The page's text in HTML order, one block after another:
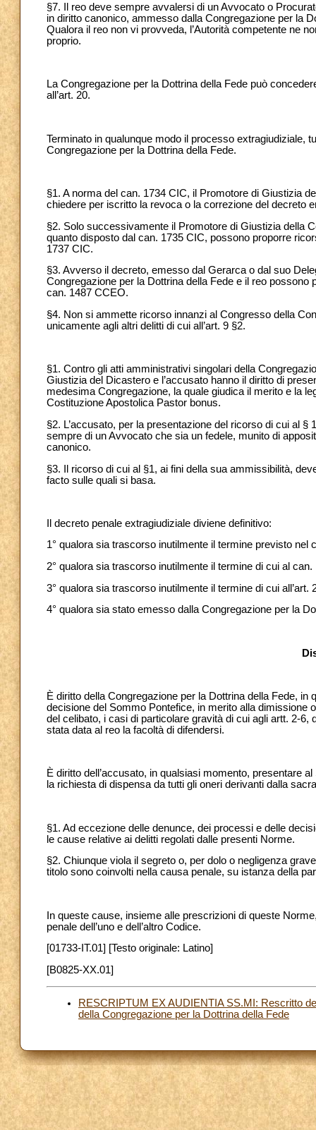
§7. Il reo deve sempre avvalersi di un Avvocato o
in diritto canonico, ammesso dalla Congregazione per la
Qualora il reo non vi provveda, l’Autorità competente ne
proprio.
La Congregazione per la Dottrina della Fede può
all’art. 20.
Terminato in qualunque modo il processo extragiudiziale,
Congregazione per la Dottrina della Fede.
§1. A norma del can. 1734 CIC, il Promotore di Giustizia
chiedere per iscritto la revoca o la correzione del decreto
§2. Solo successivamente il Promotore di Giustizia della
quanto disposto dal can. 1735 CIC, possono proporre
1737 CIC.
§3. Avverso il decreto, emesso dal Gerarca o dal suo
Congregazione per la Dottrina della Fede e il reo
can. 1487 CCEO.
§4. Non si ammette ricorso innanzi al Congresso della
unicamente agli altri delitti di cui all’art. 9 §2.
§1. Contro gli atti amministrativi singolari della
Giustizia del Dicastero e l’accusato hanno il diritto di
medesima Congregazione, la quale giudica il merito e la
Costituzione Apostolica Pastor bonus.
§2. L’accusato, per la presentazione del ricorso di cui al
sempre di un Avvocato che sia un fedele, munito di
canonico.
§3. Il ricorso di cui al §1, ai fini della sua ammissibilità,
facto sulle quali si basa.
Il decreto penale extragiudiziale diviene definitivo:
1° qualora sia trascorso inutilmente il termine previsto
2° qualora sia trascorso inutilmente il termine di cui al
3° qualora sia trascorso inutilmente il termine di cui all’art.
4° qualora sia stato emesso dalla Congregazione per la
È diritto della Congregazione per la Dottrina della Fede,
decisione del Sommo Pontefice, in merito alla dimissione
del celibato, i casi di particolare gravità di cui agli artt. 2-
stata data al reo la facoltà di difendersi.
È diritto dell’accusato, in qualsiasi momento, presentare
la richiesta di dispensa da tutti gli oneri derivanti dalla
§1. Ad eccezione delle denunce, dei processi e delle
le cause relative ai delitti regolati dalle presenti Norme.
§2. Chiunque viola il segreto o, per dolo o negligenza
titolo sono coinvolti nella causa penale, su istanza della
In queste cause, insieme alle prescrizioni di queste
penale dell’uno e dell’altro Codice.
[01733-IT.01] [Testo originale: Latino]
[B0825-XX.01]
RESCRIPTUM EX AUDIENTIA SS.MI: Rescritto
della Congregazione per la Dottrina della Fede